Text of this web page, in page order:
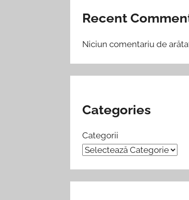
Recent
Niciun comentariu de
Categories
Categorii